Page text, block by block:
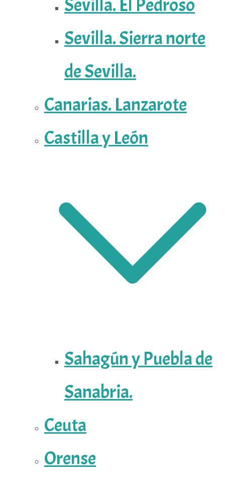
Sevilla. El Pedroso
Sevilla. Sierra norte
de Sevilla.
Canarias. Lanzarote
Castilla y León
Sahagún y Puebla de
Sanabria.
Ceuta
Orense